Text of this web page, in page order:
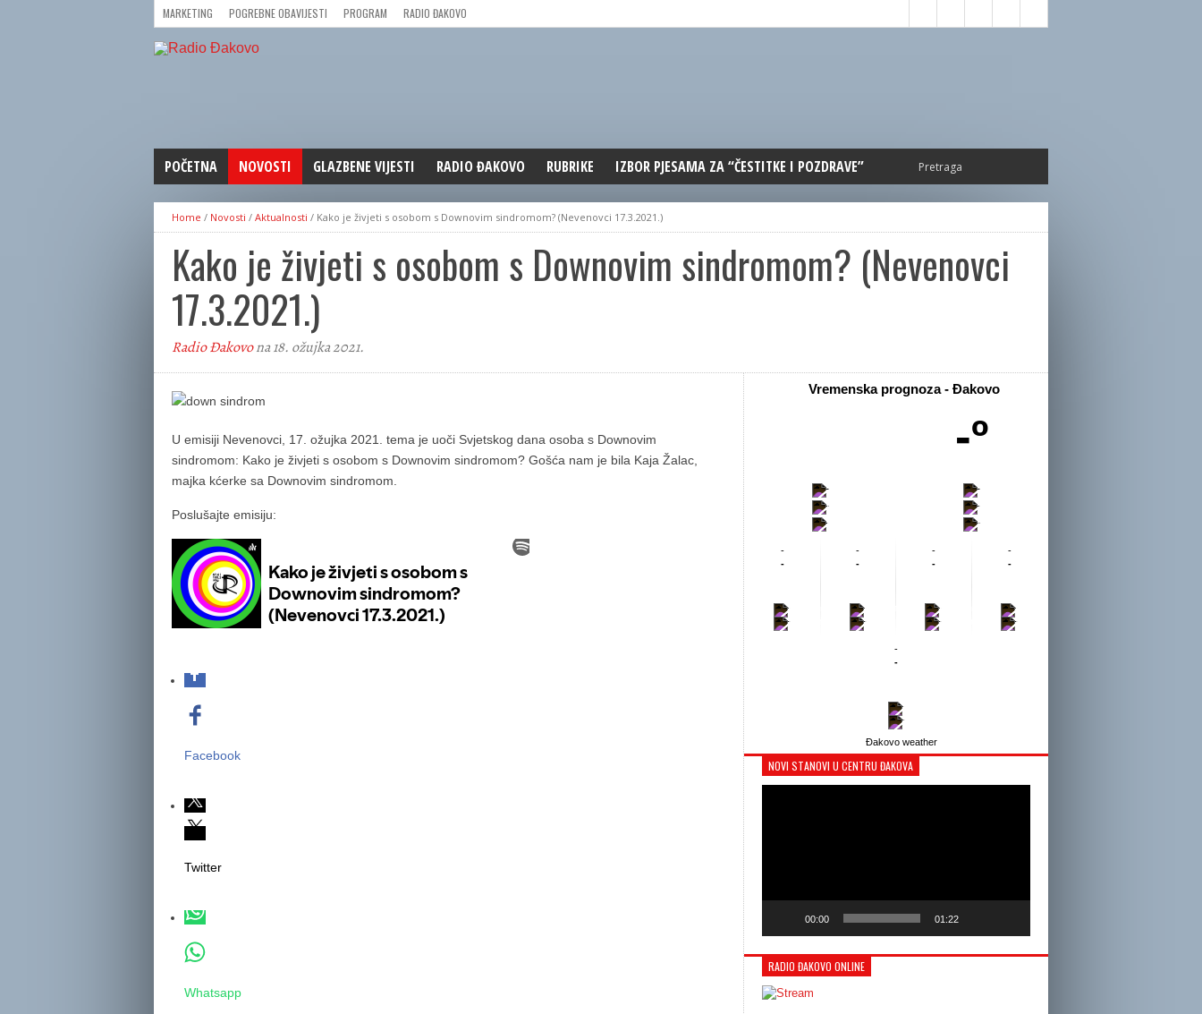
MARKETING POGREBNE OBAVIJESTI PROGRAM RADIO ĐAKOVO
POČETNA NOVOSTI
AKTUALNOSTI
CRNA KRONIKA
POLITIKA
ZANIMLJIVOSTI
GOSPODARSTVO
KULTURA
ŠPORT
GLAZBENE VIJESTI RADIO ĐAKOVO
MARKETING
RUBRIKE
REPRIZE EMISIJA
DOBRE VIBRACIJE
ĐAKOVO GRADE
WEB ANKETA
IZBOR PJESAMA ZA “ČESTITKE I POZDRAVE”
Home / Novosti / Aktualnosti / Kako je živjeti s osobom s Downovim sindromom? (Nevenovci 17.3.2021.)
Kako je živjeti s osobom s Downovim sindromom? (Nevenovci
17.3.2021.)
Radio Đakovona 18. ožujka 2021.
U emisiji Nevenovci, 17. ožujka 2021. tema je uoči Svjetskog dana osoba s Downovim
sindromom: Kako je živjeti s osobom s Downovim sindromom? Gošća nam je bila Kaja Žalac,
majka kćerke sa Downovim sindromom.
Poslušajte emisiju:
Facebook
Twitter
Whatsapp
Vremenska prognoza - Đakovo
-º
-
-
-
-
-
-
-
-
-
-
-
-
-
-
-
-
-
-
-
-
-
-
-
-
-
-
Đakovo weather
NOVI STANOVI U CENTRU ĐAKOVA
00:00 01:22
RADIO ĐAKOVO ONLINE